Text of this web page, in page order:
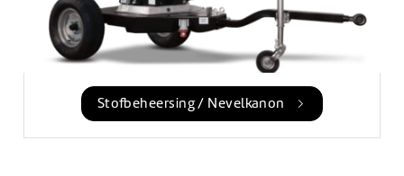
Stofbeheersing / Nevelkanon